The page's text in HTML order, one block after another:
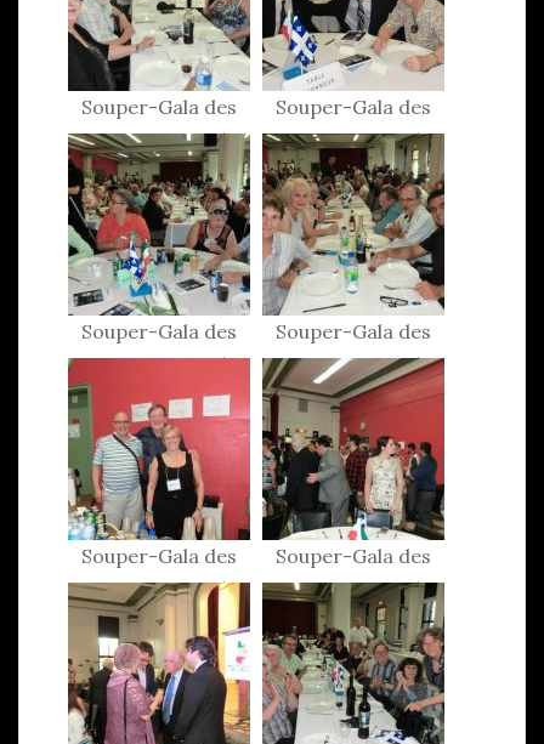
Souper-Gala des
Patriotes 2015
Souper-Gala des
Patriotes 2015
Souper-Gala des
Patriotes 2015
Souper-Gala des
Patriotes 2015
Souper-Gala des
Patriotes 2015
Souper-Gala des
Patriotes 2015